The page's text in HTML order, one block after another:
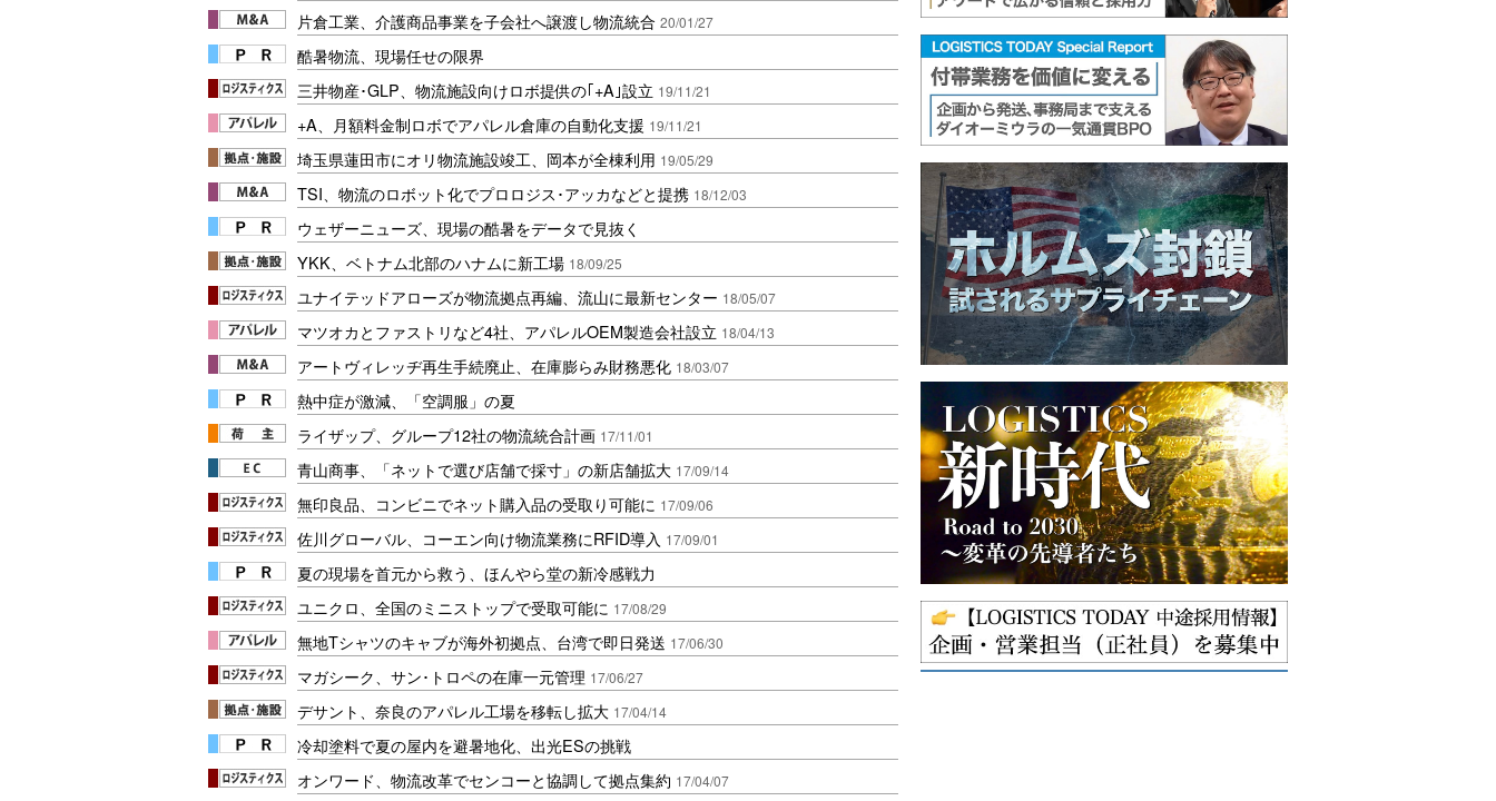
片倉工業、介護商品事業を子会社へ譲渡し物流統合 20/01/27
酷暑物流、現場任せの限界
三井物産･GLP、物流施設向けロボ提供の｢+A｣設立 19/11/21
+A、月額料金制ロボでアパレル倉庫の自動化支援 19/11/21
埼玉県蓮田市にオリ物流施設竣工、岡本が全棟利用 19/05/29
TSI、物流のロボット化でプロロジス･アッカなどと提携 18/12/03
ウェザーニューズ、現場の酷暑をデータで見抜く
YKK、ベトナム北部のハナムに新工場 18/09/25
ユナイテッドアローズが物流拠点再編、流山に最新センター 18/05/07
マツオカとファストリなど4社、アパレルOEM製造会社設立 18/04/13
アートヴィレッヂ再生手続廃止、在庫膨らみ財務悪化 18/03/07
熱中症が激減、「空調服」の夏
ライザップ、グループ12社の物流統合計画 17/11/01
青山商事、「ネットで選び店舗で採寸」の新店舗拡大 17/09/14
無印良品、コンビニでネット購入品の受取り可能に 17/09/06
佐川グローバル、コーエン向け物流業務にRFID導入 17/09/01
夏の現場を首元から救う、ほんやら堂の新冷感戦力
ユニクロ、全国のミニストップで受取可能に 17/08/29
無地Tシャツのキャブが海外初拠点、台湾で即日発送 17/06/30
マガシーク、サン･トロペの在庫一元管理 17/06/27
デサント、奈良のアパレル工場を移転し拡大 17/04/14
冷却塗料で夏の屋内を避暑地化、出光ESの挑戦
オンワード、物流改革でセンコーと協調して拠点集約 17/04/07